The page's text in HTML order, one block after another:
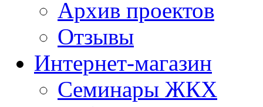
Архив проектов
Отзывы
Интернет-магазин
Семинары ЖКХ